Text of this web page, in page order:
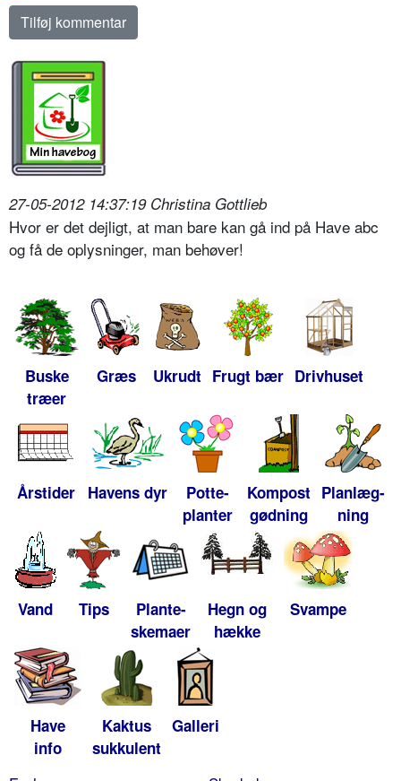
27-05-2012 14:37:19 Christina Gottlieb
Hvor er det dejligt, at man bare kan gå ind på Have abc
og få de oplysninger, man behøver!
Buske
træer
Græs Ukrudt Frugt bær Drivhuset
Årstider Havens dyr
Potte-
planter
Kompost
gødning
Planlæg-
ning
Vand Tips
Plante-
skemaer
Hegn og
hække
Svampe
Have
info
Kaktus
sukkulent
Galleri